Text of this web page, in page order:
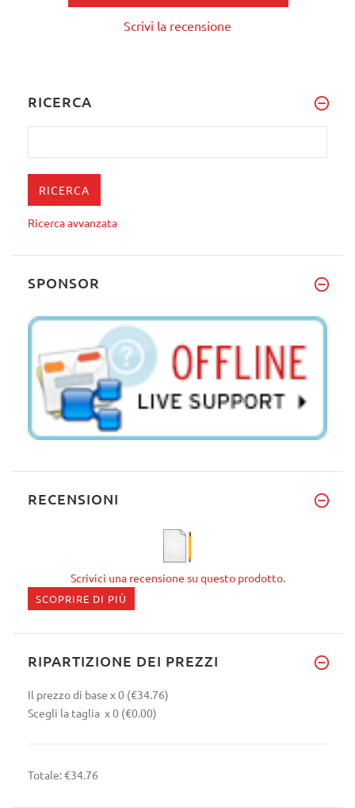
Scrivi la recensione
RICERCA
Ricerca avvanzata
SPONSOR
RECENSIONI
Scrivici una recensione su questo prodotto.
SCOPRIRE DI PIÙ
RIPARTIZIONE DEI PREZZI
Il prezzo di base x 0 (€34.76)
Scegli la taglia x 0 (€0.00)
Totale:€34.76